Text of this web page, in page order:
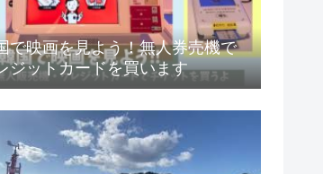
で映画を見よう！無人券売機で
ジットカードを買います